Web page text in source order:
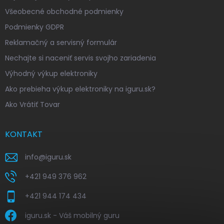
Všeobecné obchodné podmienky
Podmienky GDPR
Reklamačný a servisný formulár
Nechajte si naceniť servis svojho zariadenia
Výhodný výkup elektroniky
Ako prebieha výkup elektroniky na iguru.sk?
Ako Vrátiť Tovar
KONTAKT
info@iguru.sk
+421 949 376 962
+421 944 174 434
iguru.sk - Váš mobilný guru